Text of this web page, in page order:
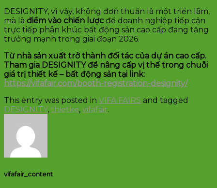
DESIGNITY, vì vậy, không đơn thuần là một triển lãm,
mà là điểm vào chiến lược để doanh nghiệp tiếp cận
trực tiếp phân khúc bất động sản cao cấp đang tăng
trưởng mạnh trong giai đoạn 2026.
Từ nhà sản xuất trở thành đối tác của dự án cao cấp.
Tham gia DESIGNITY để nâng cấp vị thế trong chuỗi
giá trị thiết kế – bất động sản tại link:
https://vifafair.com/booth-registration-designity/
This entry was posted in VIFA FAIRS and tagged
DESIGNITY, thietke, vifafair.
vifafair_content